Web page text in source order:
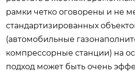
рамки четко оговорены и не
стандартизированных
(автомобильные
компрессорные станции) на
подход может быть очень